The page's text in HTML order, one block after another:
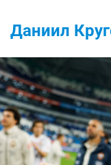
Даниил